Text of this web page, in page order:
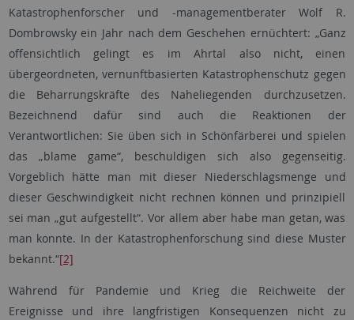
Katastrophenforscher und -managementberater Wolf R.
Dombrowsky ein Jahr nach dem Geschehen ernüchtert: „Ganz
offensichtlich gelingt es im Ahrtal also nicht, einen
übergeordneten, vernunftbasierten Katastrophenschutz gegen
die Beharrungskräfte des Naheliegenden durchzusetzen.
Bezeichnend dafür sind auch die Reaktionen der
Verantwortlichen: Sie üben sich in Schönfärberei und spielen
das „blame game“, beschuldigen sich also gegenseitig.
Vorgeblich hätte man mit dieser Niederschlagsmenge und
dieser Geschwindigkeit nicht rechnen können und prinzipiell
sei man „gut aufgestellt“. Vor allem aber habe man getan, was
man konnte. In der Katastrophenforschung sind diese Muster
bekannt.“[2]
Während für Pandemie und Krieg die Reichweite der
Ereignisse und ihre langfristigen Konsequenzen nicht zu